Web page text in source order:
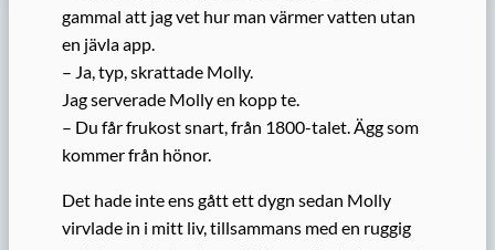
gammal att jag vet hur man värmer vatten utan
en jävla app.
– Ja, typ, skrattade Molly.
Jag serverade Molly en kopp te.
– Du får frukost snart, från 1800-talet. Ägg som
kommer från hönor.
Det hade inte ens gått ett dygn sedan Molly
virvlade in i mitt liv, tillsammans med en ruggig